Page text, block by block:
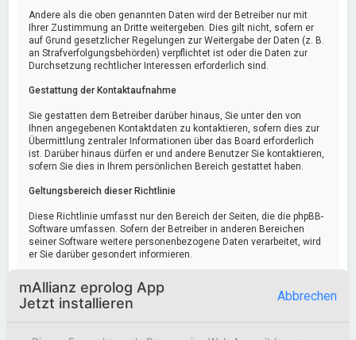
Andere als die oben genannten Daten wird der Betreiber nur mit
Ihrer Zustimmung an Dritte weitergeben. Dies gilt nicht, sofern er
auf Grund gesetzlicher Regelungen zur Weitergabe der Daten (z. B.
an Strafverfolgungsbehörden) verpflichtet ist oder die Daten zur
Durchsetzung rechtlicher Interessen erforderlich sind.
Gestattung der Kontaktaufnahme
Sie gestatten dem Betreiber darüber hinaus, Sie unter den von
Ihnen angegebenen Kontaktdaten zu kontaktieren, sofern dies zur
Übermittlung zentraler Informationen über das Board erforderlich
ist. Darüber hinaus dürfen er und andere Benutzer Sie kontaktieren,
sofern Sie dies in Ihrem persönlichen Bereich gestattet haben.
Geltungsbereich dieser Richtlinie
Diese Richtlinie umfasst nur den Bereich der Seiten, die die phpBB-
Software umfassen. Sofern der Betreiber in anderen Bereichen
seiner Software weitere personenbezogene Daten verarbeitet, wird
er Sie darüber gesondert informieren.
Auskunftsrecht
Der Betreiber erteilt Ihnen auf Anfrage Auskunft, welche Daten über
mAllianz eprolog App
Jetzt installieren
Abbrechen